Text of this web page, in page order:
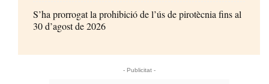
S’ha prorrogat la prohibició de l’ús de pirotècnia fins al
30 d’agost de 2026
- Publicitat -